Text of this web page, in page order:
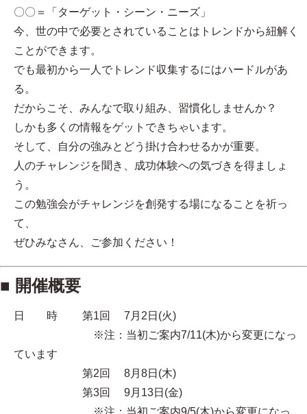
〇〇＝「ターゲット・シーン・ニーズ」
今、世の中で必要とされていることはトレンドから紐解く
ことができます。
でも最初から一人でトレンド収集するにはハードルがあ
る。
だからこそ、みんなで取り組み、習慣化しませんか？
しかも多くの情報をゲットできちゃいます。
そして、自分の強みとどう掛け合わせるかが重要。
人のチャレンジを聞き、成功体験への気づきを得ましょ
う。
この勉強会がチャレンジを創発する場になることを祈っ
て、
ぜひみなさん、ご参加ください！
■ 開催概要
日 時 第1回 7月2日(火)
※注：当初ご案内7/11(木)から変更になっ
ています
第2回 8月8日(木)
第3回 9月13日(金)
※注：当初ご案内9/5(木)から変更になっ